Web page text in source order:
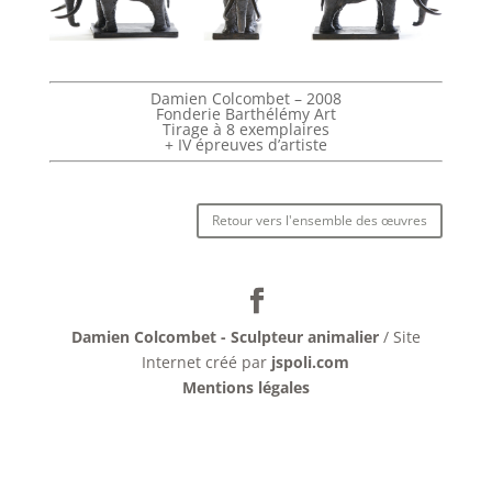
Damien Colcombet – 2008
Fonderie Barthélémy Art
Tirage à 8 exemplaires
+ IV épreuves d’artiste
Retour vers l'ensemble des œuvres
Damien Colcombet - Sculpteur animalier / Site
Internet créé par jspoli.com
Mentions légales